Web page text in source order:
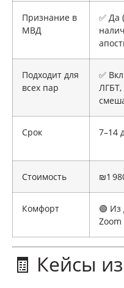
Признание в
МВД
✅ Да
Подходит для
всех пар
✅
ЛГБТ,
Срок 7–14
Стоимость ₪1
Комфорт
🟢 Из
Zoom
🧾 Кейсы